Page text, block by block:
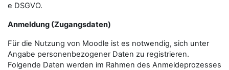
e DSGVO.
Anmeldung (Zugangsdaten)
Für die Nutzung von Moodle ist es notwendig, sich unter
Angabe personenbezogener Daten zu registrieren.
Folgende Daten werden im Rahmen des Anmeldeprozesses